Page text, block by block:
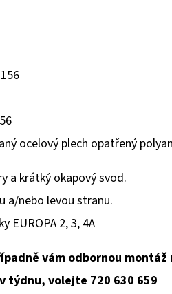
ocelový plech opatřený
a krátký okapový svod.
a/nebo levou stranu.
EUROPA 2, 3, 4A
vám odbornou
týdnu, volejte 720 630 659